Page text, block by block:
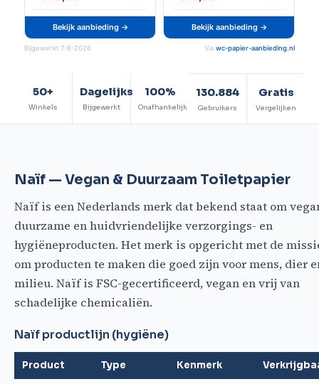
Bekijk aanbieding → Bekijk aanbieding →
Bijgewerkt 7-8-2026 Via wc-papier-aanbieding.nl
50+
Winkels
Dagelijks
Bijgewerkt
100%
Onafhankelijk
130.884
Gebruikers
Gratis
Vergelijken
Naïf — Vegan & Duurzaam Toiletpapier
Naïf is een Nederlands merk dat bekend staat om
duurzame en huidvriendelijke verzorgings- en
hygiëneproducten. Het merk is opgericht met de
om producten te maken die goed zijn voor mens, dier
milieu. Naïf is FSC-gecertificeerd, vegan en vrij van
schadelijke chemicaliën.
Naïf productlijn (hygiëne)
Product Type Kenmerk